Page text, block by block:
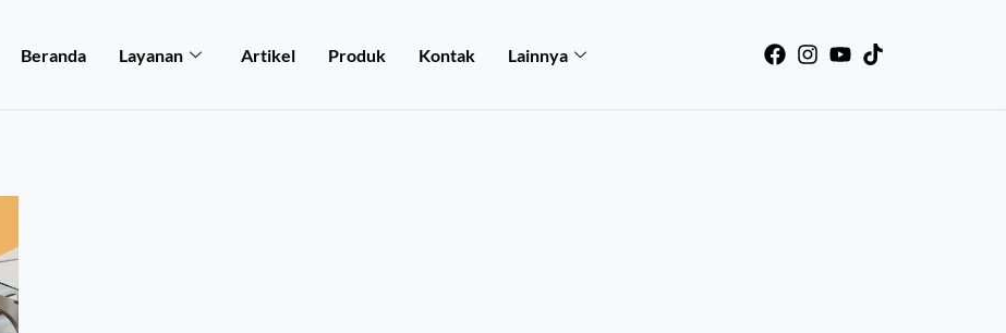
Beranda Layanan Artikel Produk Kontak Lainnya